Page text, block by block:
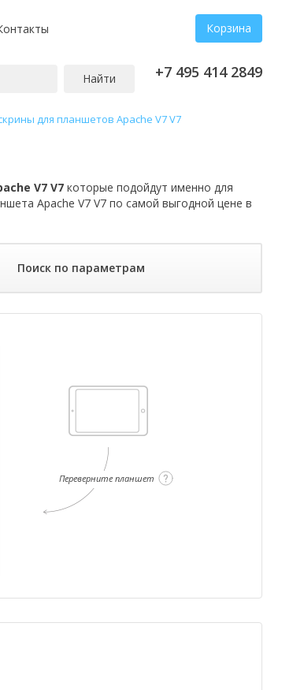
Корзина
Найти +7 495 414 2849
для планшетов Apache V7 V7
V7 V7 которые подойдут именно для
Apache V7 V7 по самой выгодной цене в
Поиск по параметрам
Переверните планшет